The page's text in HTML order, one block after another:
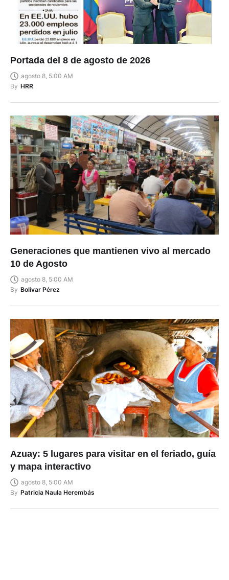
Portada del 8 de agosto de 2026
agosto 8, 5:00 AM
By HRR
Generaciones que mantienen vivo al mercado
10 de Agosto
agosto 8, 5:00 AM
By Bolívar Pérez
Azuay: 5 lugares para visitar en el feriado, guía
y mapa interactivo
agosto 8, 5:00 AM
By Patricia Naula Herembás